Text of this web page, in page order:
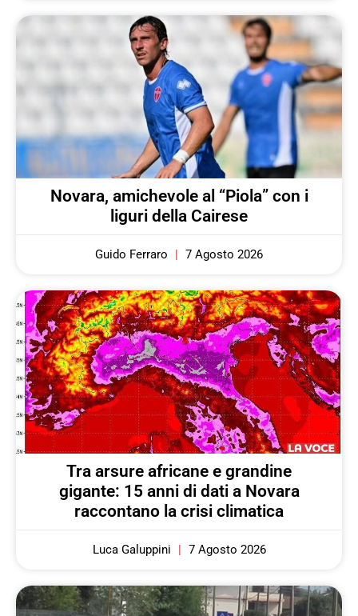
Novara, amichevole al “Piola” con i
liguri della Cairese
Guido Ferraro 7 Agosto 2026
Tra arsure africane e grandine
gigante: 15 anni di dati a Novara
raccontano la crisi climatica
Luca Galuppini 7 Agosto 2026